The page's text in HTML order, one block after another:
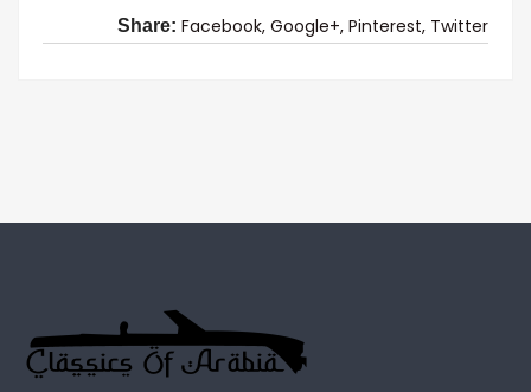
Share: Facebook, Google+, Pinterest, Twitter